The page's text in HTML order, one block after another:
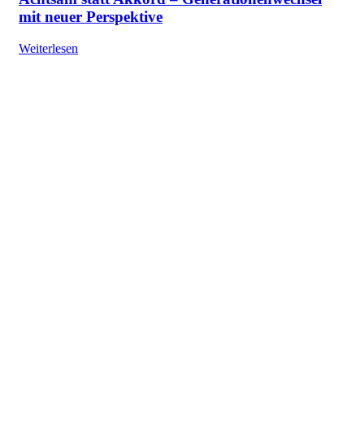
mit neuer Perspektive
Weiterlesen